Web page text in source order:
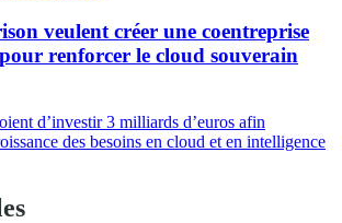
veulent créer une coentreprise
renforcer le cloud souverain
d’investir 3 milliards d’euros afin
des besoins en cloud et en intelligence